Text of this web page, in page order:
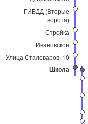
ГИБДД (Вторые
ворота)
Стройка
Ивановское
Улица Сталеваров, 10
Школа